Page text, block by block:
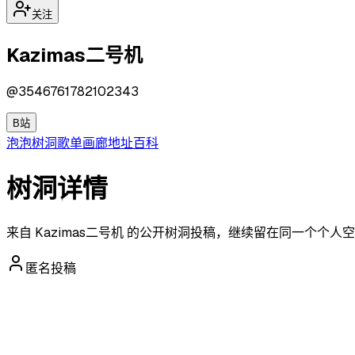
关注
Kazimas二号机
@3546761782102343
B站
泡泡树洞歌单画廊地址百科
树洞详情
来自 Kazimas二号机 的公开树洞投稿，继续留在同一个个人空
匿名投稿